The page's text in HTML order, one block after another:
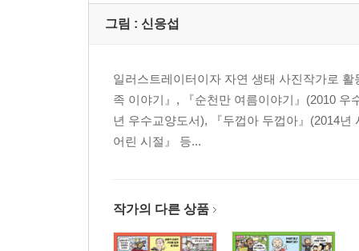
그림 : 신응섭
일러스트레이터이자 자연 생태 사진작가로
족 이야기』, 『순천만 여름이야기』(2010
년 우수교양도서), 『두껍아 두껍아』(2014
어린 시절』 등...
작가의 다른 상품